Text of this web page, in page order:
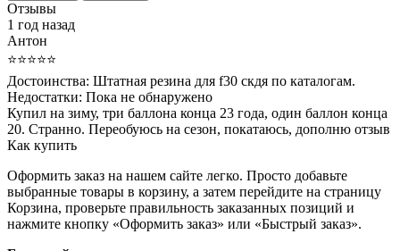
Отзывы
1 год назад
Антон
⭐⭐⭐⭐⭐
Достоинства: Штатная резина для f30 скдя по каталогам.
Недостатки: Пока не обнаружено
Купил на зиму, три баллона конца 23 года, один баллон конца
20. Странно. Переобуюсь на сезон, покатаюсь, дополню отзыв
Как купить
Оформить заказ на нашем сайте легко. Просто добавьте
выбранные товары в корзину, а затем перейдите на страницу
Корзина, проверьте правильность заказанных позиций и
нажмите кнопку «Оформить заказ» или «Быстрый заказ».